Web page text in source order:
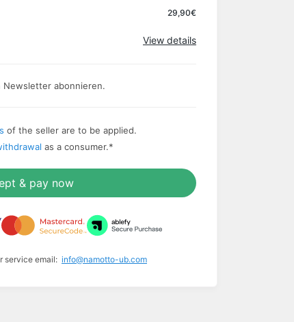
29,90€
View details
Newsletter abonnieren.
of the seller are to be applied.
as a consumer.*
& pay now
service email: info@namotto-ub.com